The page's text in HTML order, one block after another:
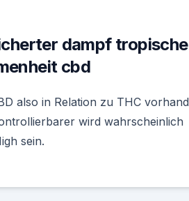
dampf tropische
cbd
also in Relation zu THC
wird wahrscheinlich
sein.